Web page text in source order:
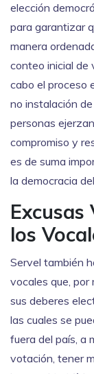
elección
para garantizar
manera
conteo inicial de
cabo el proceso
no instalación
personas
compromiso y
es de suma
la democracia
Excusas
los
Servel también
vocales que, por
sus deberes
las cuales se
fuera del país, a
votación, tener